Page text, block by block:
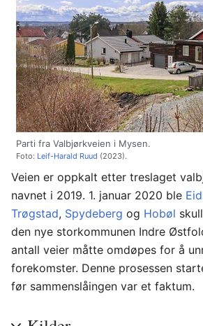
Parti fra Valbjørkveien i Mysen.
Foto: Leif-Harald Ruud (2023).
Veien er oppkalt etter treslaget
navnet i 2019. 1. januar 2020 ble
Trøgstad, Spydeberg og Hobøl
den nye storkommunen Indre
antall veier måtte omdøpes for å
forekomster. Denne prosessen
før sammenslåingen var et faktum.